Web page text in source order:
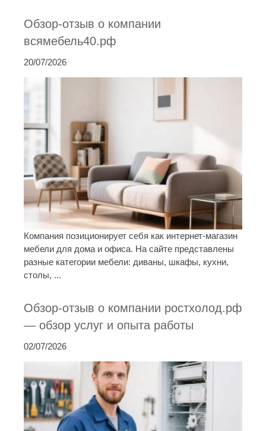
Обзор-отзыв о компании
всямебель40.рф
20/07/2026
Компания позиционирует себя как интернет-магазин
мебели для дома и офиса. На сайте представлены
разные категории мебели: диваны, шкафы, кухни,
столы, ...
Обзор-отзыв о компании ростхолод.рф
— обзор услуг и опыта работы
02/07/2026